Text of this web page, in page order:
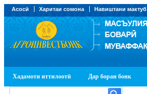
Асосӣ Харитаи сомона Навиштани мактуб
Хадамоти иттилоотӣ Дар бораи бонк